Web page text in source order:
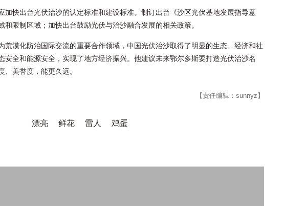
加快出台光伏治沙的认定标准和建设标准。制订出台《沙区光伏基地发展指导意
和限制区域；加快出台鼓励光伏与治沙融合发展的相关政策。
荒漠化防治国际交流的重要合作领域，中国光伏治沙取得了明显的生态、经济和社
安全和能源安全，实现了地方经济振兴。他建议未来鄂尔多斯要打造光伏治沙名
、美誉度，能更久远。
【责任编辑：sunnyz】
漂亮 鲜花 雷人 鸡蛋